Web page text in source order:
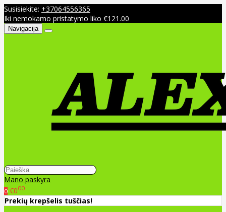
Susisiekite: +37064556365
Iki nemokamo pristatymo liko €121.00
Navigacija
Mano paskyra
0 €000
Prekių krepšelis tuščias!